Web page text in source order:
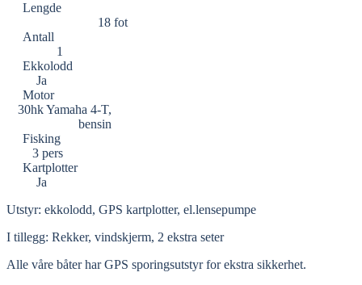
Lengde
18 fot
Antall
1
Ekkolodd
Ja
Motor
30hk Yamaha 4-T,
bensin
Fisking
3 pers
Kartplotter
Ja
Utstyr: ekkolodd, GPS kartplotter, el.lensepumpe
I tillegg: Rekker, vindskjerm, 2 ekstra seter
Alle våre båter har GPS sporingsutstyr for ekstra sikkerhet.